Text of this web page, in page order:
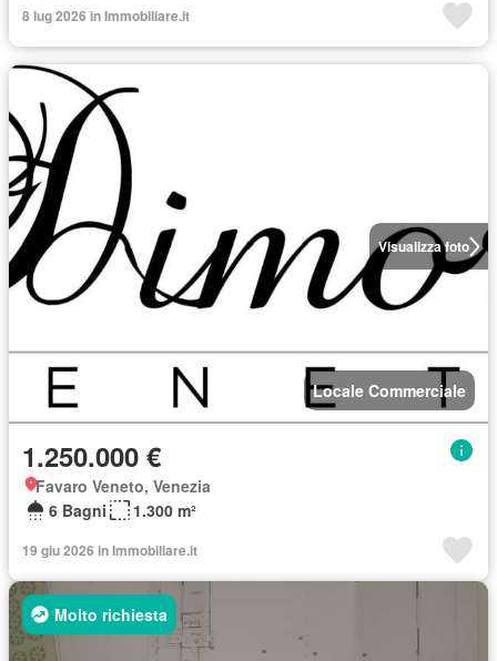
8 lug 2026 in Immobiliare.it
Visualizza foto
Locale Commerciale
1.250.000 €
Favaro Veneto, Venezia
6 Bagni
1.300 m²
19 giu 2026 in Immobiliare.it
Molto richiesta